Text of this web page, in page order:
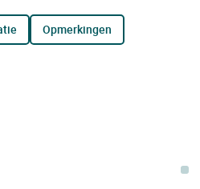
opmerkingen